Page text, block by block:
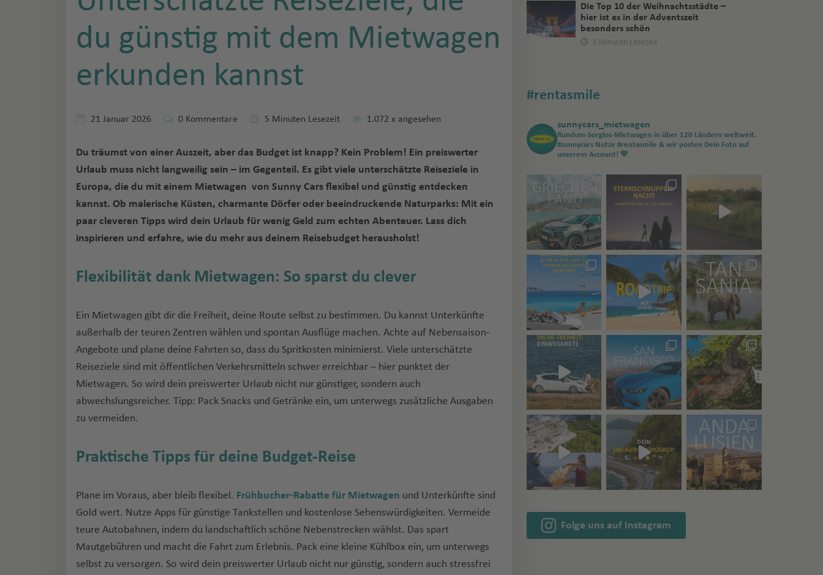
du günstig mit dem Mietwagen
erkunden kannst
21 Januar 2026 0 Kommentare 5 Minuten Lesezeit 1.072 x angesehen
Du träumst von einer Auszeit, aber das Budget ist knapp? Kein Problem! Ein preiswerter
Urlaub muss nicht langweilig sein – im Gegenteil. Es gibt viele unterschätzte Reiseziele in
Europa, die du mit einem Mietwagen von Sunny Cars flexibel und günstig entdecken
kannst. Ob malerische Küsten, charmante Dörfer oder beeindruckende Naturparks: Mit ein
paar cleveren Tipps wird dein Urlaub für wenig Geld zum echten Abenteuer. Lass dich
inspirieren und erfahre, wie du mehr aus deinem Reisebudget herausholst!
Flexibilität dank Mietwagen: So sparst du clever
Ein Mietwagen gibt dir die Freiheit, deine Route selbst zu bestimmen. Du kannst Unterkünfte
außerhalb der teuren Zentren wählen und spontan Ausflüge machen. Achte auf Nebensaison-
Angebote und plane deine Fahrten so, dass du Spritkosten minimierst. Viele unterschätzte
Reiseziele sind mit öffentlichen Verkehrsmitteln schwer erreichbar – hier punktet der
Mietwagen. So wird dein preiswerter Urlaub nicht nur günstiger, sondern auch
abwechslungsreicher. Tipp: Pack Snacks und Getränke ein, um unterwegs zusätzliche Ausgaben
zu vermeiden.
Praktische Tipps für deine Budget-Reise
Plane im Voraus, aber bleib flexibel. Frühbucher-Rabatte für Mietwagen und Unterkünfte sind
Gold wert. Nutze Apps für günstige Tankstellen und kostenlose Sehenswürdigkeiten. Vermeide
teure Autobahnen, indem du landschaftlich schöne Nebenstrecken wählst. Das spart
Mautgebühren und macht die Fahrt zum Erlebnis. Pack eine kleine Kühlbox ein, um unterwegs
selbst zu versorgen. So wird dein preiswerter Urlaub nicht nur günstig, sondern auch stressfrei
Die Top 10 der Weihnachtsstädte –
hier ist es in der Adventszeit
besonders schön
3 Minuten Lesezeit
#rentasmile
sunnycars_mietwagen
Rundum-Sorglos-Mietwagen in über 120 Ländern weltweit.
#sunnycars Nutze #rentasmile & wir posten Dein Foto auf
unserem Account! 💛
Folge uns auf Instagram